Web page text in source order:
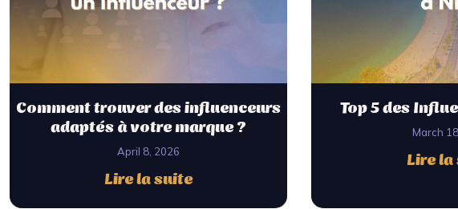
Comment trouver des influenceurs
adaptés à votre marque ?
April 8, 2026
Lire la suite
Top 5 des
March
Lire